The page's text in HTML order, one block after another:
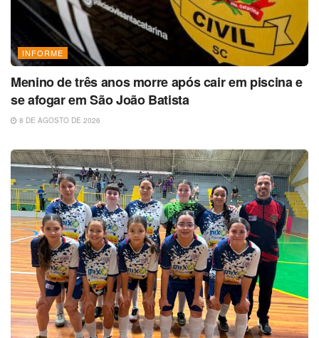
INFORME
Menino de três anos morre após cair em piscina e
se afogar em São João Batista
8 DE AGOSTO DE 2026